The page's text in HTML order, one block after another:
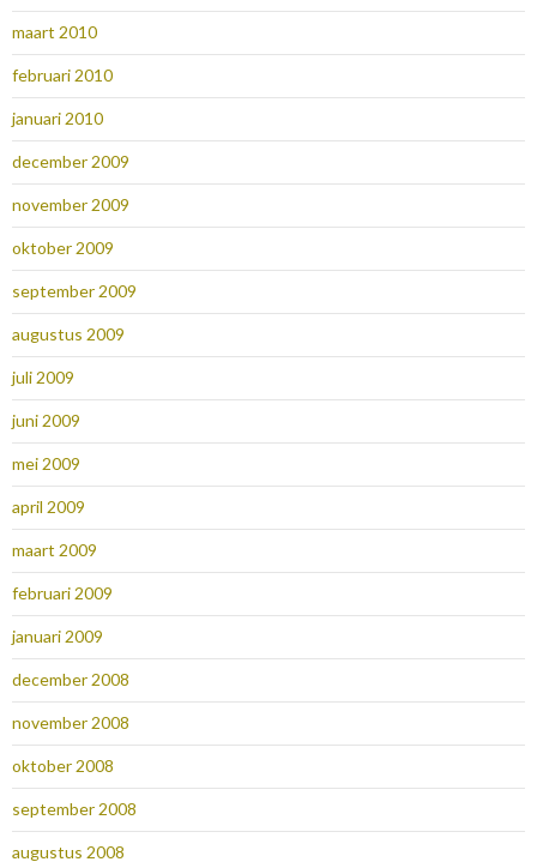
maart 2010
februari 2010
januari 2010
december 2009
november 2009
oktober 2009
september 2009
augustus 2009
juli 2009
juni 2009
mei 2009
april 2009
maart 2009
februari 2009
januari 2009
december 2008
november 2008
oktober 2008
september 2008
augustus 2008